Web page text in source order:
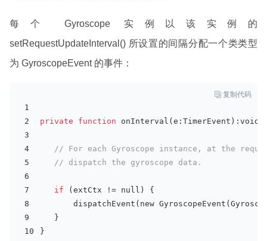
每个 Gyroscope 实例以该实例的
setRequestUpdateInterval() 所设置的间隔分配一个类类型
为 GyroscopeEvent 的事件：
 复制代码
private function onInterval(e :TimerEvent) :void
// For each Gyroscope instance, at the
// dispatch the gyroscope data.
if (extCtx != null) {
       dispatch
Event( new
   }
}